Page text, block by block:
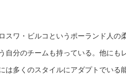
スワ・ビルコというポーランド人の
自分のチームも持っている。他にも
は多くのスタイルにアダプトでいる